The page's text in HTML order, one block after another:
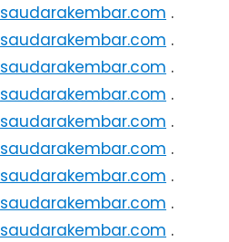
saudarakembar.com .
saudarakembar.com .
saudarakembar.com .
saudarakembar.com .
saudarakembar.com .
saudarakembar.com .
saudarakembar.com .
saudarakembar.com .
saudarakembar.com .